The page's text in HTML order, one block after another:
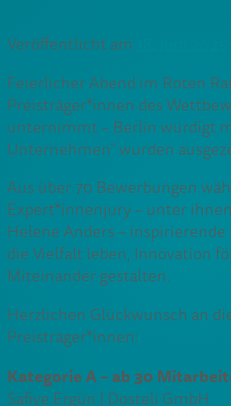
Veröffentlicht am
Feierlicher Abend im Roten
Preisträger*innen des
unternimmt – Berlin würdigt
Unternehmen“ wurden
Aus über 70 Bewerbungen
Expert*innenjury – unter
Helene Anders –
die Vielfalt leben, Innovation
Miteinander gestalten.
Herzlichen Glückwunsch an
Preisträger*innen:
Kategorie A – ab 30
Safiye Ergün | Dosteli GmbH